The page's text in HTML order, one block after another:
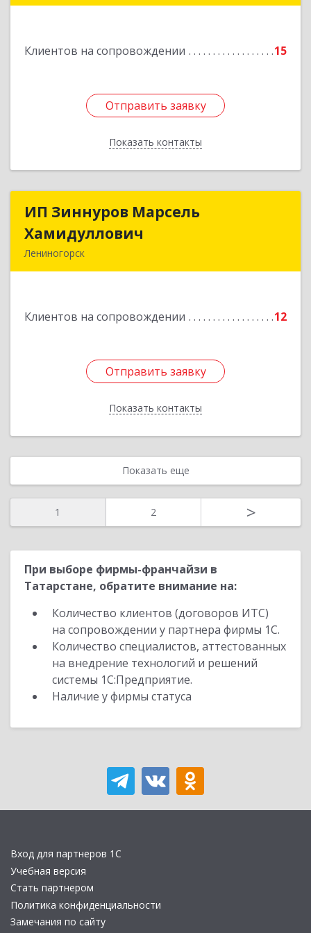
Клиентов на сопровождении 15
Отправить заявку
Показать контакты
Отправить заявку
Назад
ИП Зиннуров Марсель
Хамидуллович
Лениногорск
Клиентов на сопровождении 12
Отправить заявку
Показать контакты
ИП Зиннуров Марсель
Подробнее
Отправить заявку
Назад
Показать еще
1 2 >
При выборе фирмы-франчайзи в
Татарстане, обратите внимание на:
Количество клиентов (договоров ИТС)
на сопровождении у партнера фирмы 1С.
Количество специалистов, аттестованных
на внедрение технологий и решений
системы 1С:Предприятие.
Наличие у фирмы статуса
Вход для партнеров 1С
Учебная версия
Стать партнером
Политика конфиденциальности
Замечания по сайту